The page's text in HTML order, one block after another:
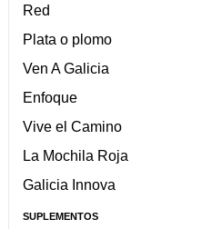
Red
Plata o plomo
Ven A Galicia
Enfoque
Vive el Camino
La Mochila Roja
Galicia Innova
SUPLEMENTOS